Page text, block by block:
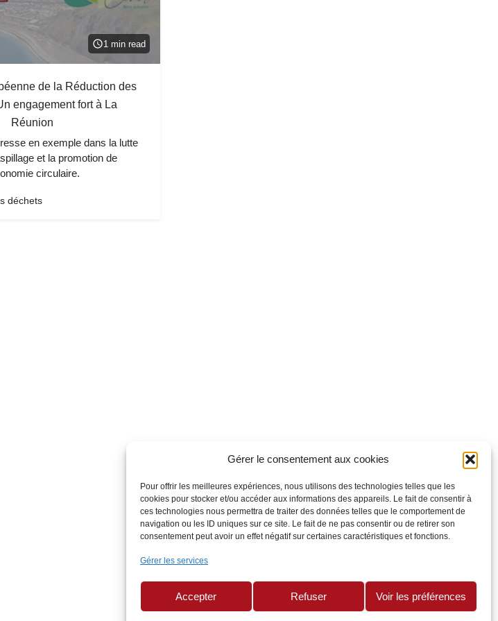
Gérer le consentement aux cookies
Pour offrir les meilleures expériences, nous utilisons des technologies telles que les
cookies pour stocker et/ou accéder aux informations des appareils. Le fait de consentir à
ces technologies nous permettra de traiter des données telles que le comportement de
navigation ou les ID uniques sur ce site. Le fait de ne pas consentir ou de retirer son
consentement peut avoir un effet négatif sur certaines caractéristiques et fonctions.
Gérer les services
Accepter Refuser Voir les préférences
1 min read
de la Réduction des
engagement fort à La
Réunion
en exemple dans la lutte
et la promotion de
circulaire.
déchets